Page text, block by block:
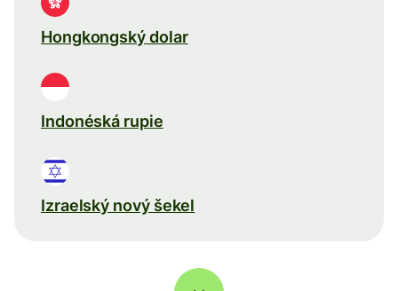
Hongkongský dolar
Indonéská rupie
Izraelský nový šekel